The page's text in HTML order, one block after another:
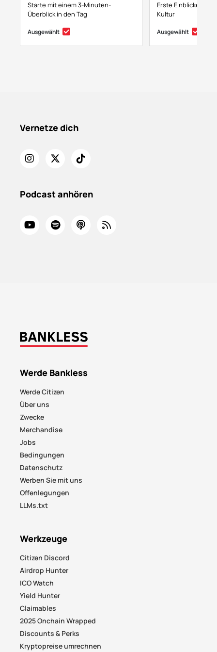
Starte mit einem 3-Minuten-
Überblick in den Tag
Ausgewählt
Erste Einblicke in
Kultur
Ausgewählt
Vernetze dich
Podcast anhören
Werde Bankless
Werde Citizen
Über uns
Zwecke
Merchandise
Jobs
Bedingungen
Datenschutz
Werben Sie mit uns
Offenlegungen
LLMs.txt
Werkzeuge
Citizen Discord
Airdrop Hunter
ICO Watch
Yield Hunter
Claimables
2025 Onchain Wrapped
Discounts & Perks
Kryptopreise umrechnen